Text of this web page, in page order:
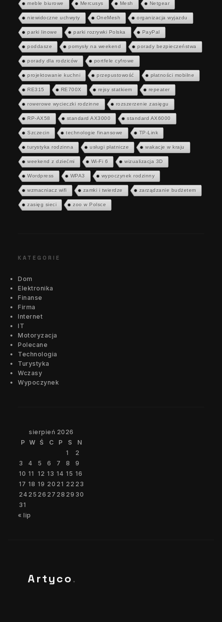
meble biurowe Mercusys Mesh Netgear
niewidoczne uchwyty OneMesh organizacja wyjazdu
parki linowe parki rozrywki Polska PayPal
poddasze pomysły na weekend porady bezpieczeństwa
porady dla rodziców portfele cyfrowe
projektowanie kuchni przepustowość płatności mobilne
RE315 RE700X rejsy statkiem repeater
rowerowe wycieczki rodzinne rozszerzenie zasięgu
RP-AX58 standard AX3000 standard AX6000
Szczecin technologie finansowe TP-Link
turystyka rodzinna usługi płatnicze wakacje w kraju
weekend z dziećmi Wi-Fi 6 wizualizacja 3D
Wordpress WPA3 wypoczynek rodzinny
wzmacniacz wifi zamki i twierdze zarządzanie budżetem
zasięg sieci zoo w Polsce
KATEGORIE
Dom
Elektronika
Finanse
Firma
Internet
IT
Motoryzacja
Polecane
Technologia
Turystyka
Wczasy
Wypoczynek
sierpień 2026
P
W Ś C P S
N
1
2
3
4 5 6 7 8
9
10 11 12 13 14 15 16
17 18 19 20 21 22 23
24 25 26 27 28 29 30
31
« lip
Artyco.